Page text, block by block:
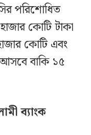
পরিশোধিত
কোটি টাকা
কোটি এবং
বাকি ১৫
ব্যাংক